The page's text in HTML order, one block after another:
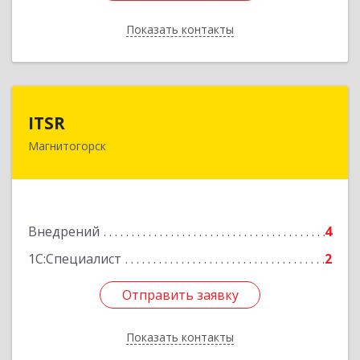
Показать контакты
Назад
ITSR
Магнитогорск
Внедрений
4
1С:Специалист
2
Отправить заявку
Показать контакты
455030, Челябинская обл, Магнитогорск г,
Отправить заявку
Назад